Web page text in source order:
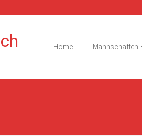
Home Mannschaften